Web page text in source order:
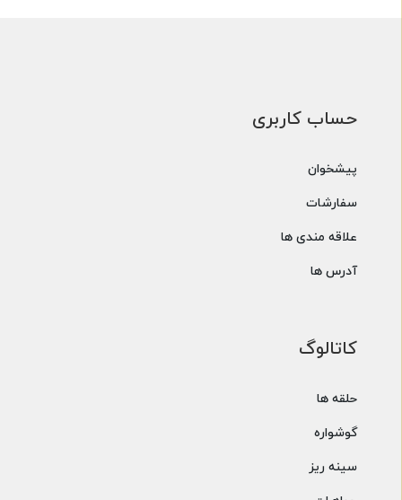
حساب کاربری
پیشخوان
سفارشات
علاقه مندی ها
آدرس ها
کاتالوگ
حلقه ها
گوشواره
سینه ریز